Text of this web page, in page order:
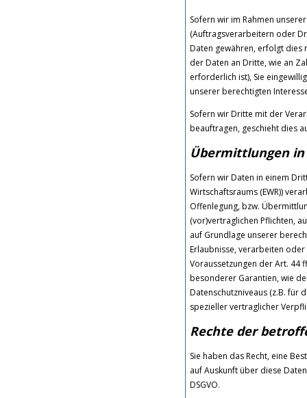
Sofern wir im Rahmen
(Auftragsverarbeitern oder
Daten gewähren, erfolgt dies
der Daten an Dritte, wie an
erforderlich ist), Sie
unserer berechtigten
Sofern wir Dritte mit der
beauftragen, geschieht dies
Übermittlungen
Sofern wir Daten in einem
Wirtschaftsraums (EWR))
Offenlegung, bzw.
(vor)vertraglichen Pflichten,
auf Grundlage unserer
Erlaubnisse, verarbeiten
Voraussetzungen der Art. 44
besonderer Garantien, wie
Datenschutzniveaus (z.B. für
spezieller vertraglicher
Rechte der
Sie haben das Recht, eine
auf Auskunft über diese
DSGVO.